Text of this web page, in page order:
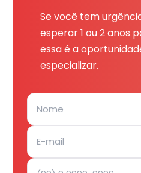
Se você tem
esperar 1 ou 2 anos
essa é a
especializar.